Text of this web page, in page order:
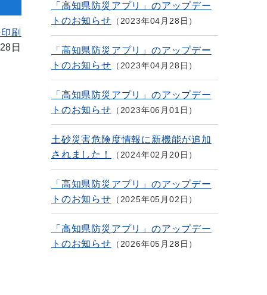
刷
日
「高知県防災アプリ」のアップデー
トのお知らせ
2023年04月28日
「高知県防災アプリ」のアップデー
トのお知らせ
2023年04月28日
「高知県防災アプリ」のアップデー
トのお知らせ
2023年06月01日
土砂災害危険度情報に新機能が追加
されました！
2024年02月20日
「高知県防災アプリ」のアップデー
トのお知らせ
2025年05月02日
「高知県防災アプリ」のアップデー
トのお知らせ
2026年05月28日